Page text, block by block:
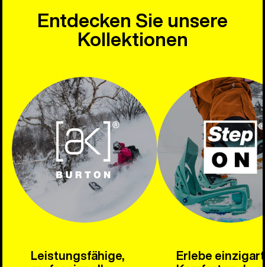
Entdecken Sie unsere
Kollektionen
Leistungsfähige,
Erlebe